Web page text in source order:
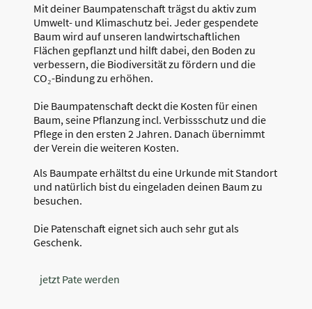
Mit deiner Baumpatenschaft trägst du aktiv zum
Umwelt- und Klimaschutz bei. Jeder gespendete
Baum wird auf unseren landwirtschaftlichen
Flächen gepflanzt und hilft dabei, den Boden zu
verbessern, die Biodiversität zu fördern und die
CO₂-Bindung zu erhöhen.
Die Baumpatenschaft deckt die Kosten für einen
Baum, seine Pflanzung incl. Verbissschutz und die
Pflege in den ersten 2 Jahren. Danach übernimmt
der Verein die weiteren Kosten.
Als Baumpate erhältst du eine Urkunde mit Standort
und natürlich bist du eingeladen deinen Baum zu
besuchen.
Die Patenschaft eignet sich auch sehr gut als
Geschenk.
jetzt Pate werden